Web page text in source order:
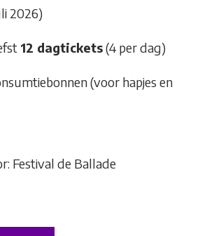
2026)
12 dagtickets(4 per dag)
(voor hapjes en
Festival de Ballade